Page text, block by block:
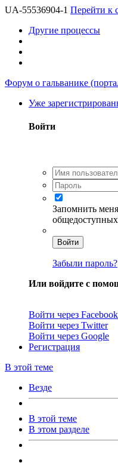
UA-55536904-1 Перейти к
Другие процессы
Форум о гальванике
Уже
Войти
Запомнить меня
Войти
Забыли пароль?
Или войдите с
Войти через Facebook
Войти через Twitter
Войти через Google
Регистрация
В этой теме
Везде
В этой теме
В этом разделе